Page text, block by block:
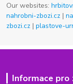
Our websites:
nahrobni-zbozi.cz |
zbozi.cz |plastove-
Informace pro